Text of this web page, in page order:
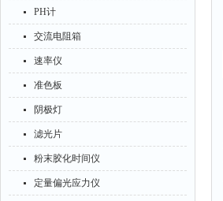
PH计
交流电阻箱
速率仪
准色板
阴极灯
滤光片
粉末胶化时间仪
定量偏光应力仪